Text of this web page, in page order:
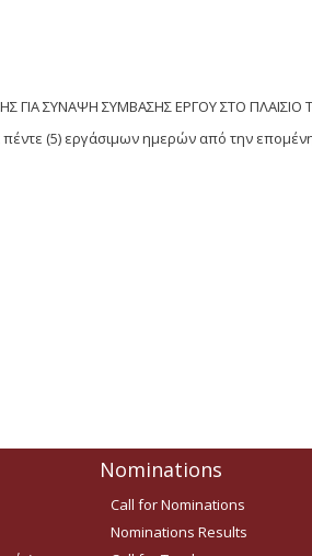
ΣΥΝΑΨΗ ΣΥΜΒΑΣΗΣ ΕΡΓΟΥ ΣΤΟ ΠΛΑΙΣΙΟ
(5) εργάσιμων ημερών από την
Nominations
Call for Nominations
Nominations Results